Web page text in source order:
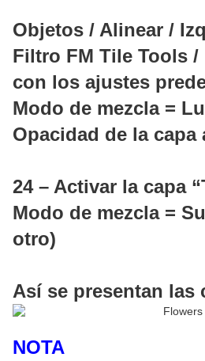
Objetos / Alinear /
Filtro FM Tile Tools
con los ajustes
Modo de mezcla =
Opacidad de la capa
24 – Activar la capa
Modo de mezcla =
otro)
Así se presentan las
NOTA